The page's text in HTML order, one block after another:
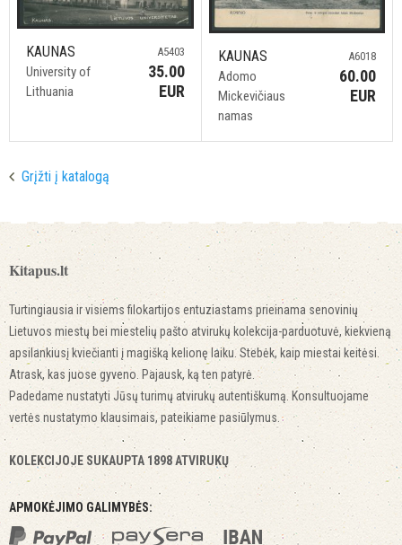
KAUNAS
University of
Lithuania
A5403
35.00
EUR
KAUNAS
Adomo
Mickevičiaus
namas
A6018
60.00
EUR
Grįžti į katalogą
Kitapus.lt
Turtingiausia ir visiems filokartijos entuziastams prieinama senovinių
Lietuvos miestų bei miestelių pašto atvirukų kolekcija-parduotuvė, kiekvieną
apsilankiusį kviečianti į magišką kelionę laiku. Stebėk, kaip miestai keitėsi.
Atrask, kas juose gyveno. Pajausk, ką ten patyrė.
Padedame nustatyti Jūsų turimų atvirukų autentiškumą. Konsultuojame
vertės nustatymo klausimais, pateikiame pasiūlymus.
KOLEKCIJOJE SUKAUPTA 1898 ATVIRUKŲ
APMOKĖJIMO GALIMYBĖS: